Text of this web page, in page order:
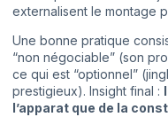
externalisent le montage
Une bonne pratique
“non négociable” (son
ce qui est “optionnel”
prestigieux). Insight final :
l’apparat que de la